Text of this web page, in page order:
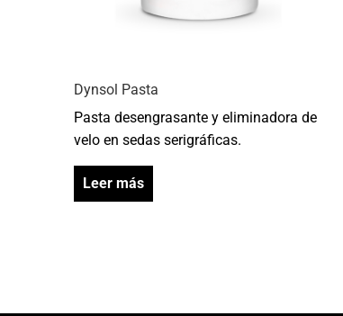
Dynsol Pasta
Pasta desengrasante y eliminadora de
velo en sedas serigráficas.
Leer más